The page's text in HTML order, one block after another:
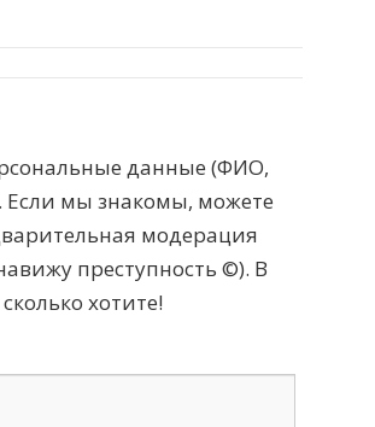
данные (ФИО,
Если мы знакомы, можете
модерация
преступность ©). В
хотите!